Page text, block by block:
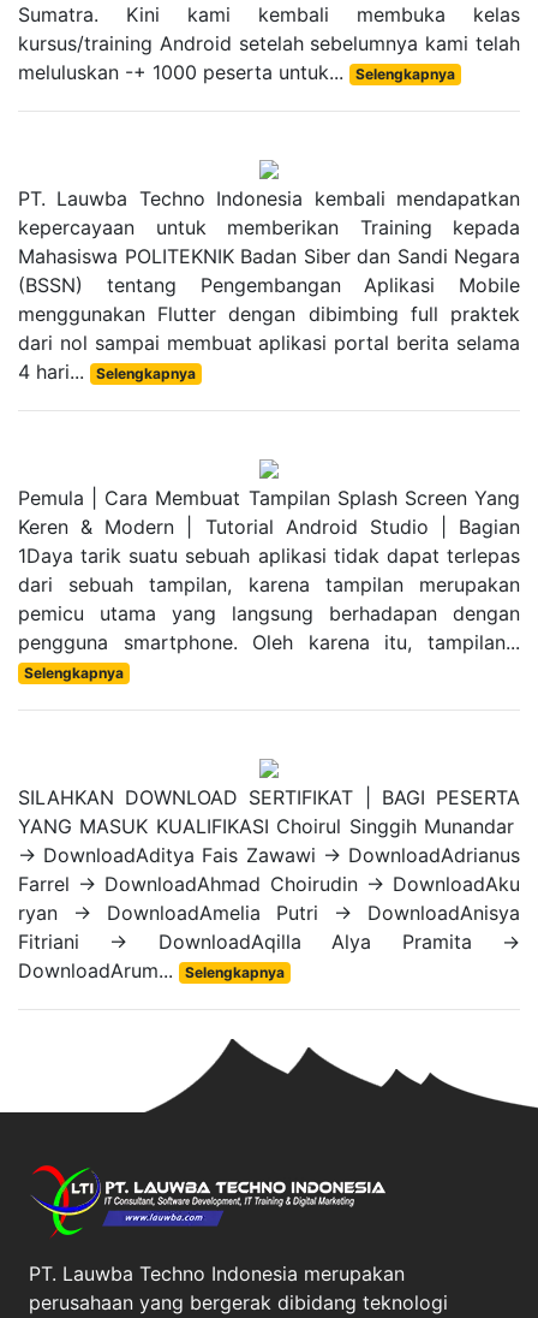
Sumatra. Kini kami kembali membuka kelas
kursus/training Android setelah sebelumnya kami telah
meluluskan -+ 1000 peserta untuk...
Selengkapnya
PT. Lauwba Techno Indonesia kembali mendapatkan
kepercayaan untuk memberikan Training kepada
Mahasiswa POLITEKNIK Badan Siber dan Sandi Negara
(BSSN) tentang Pengembangan Aplikasi Mobile
menggunakan Flutter dengan dibimbing full praktek
dari nol sampai membuat aplikasi portal berita selama
4 hari...
Selengkapnya
Pemula | Cara Membuat Tampilan Splash Screen Yang
Keren & Modern | Tutorial Android Studio | Bagian
1Daya tarik suatu sebuah aplikasi tidak dapat terlepas
dari sebuah tampilan, karena tampilan merupakan
pemicu utama yang langsung berhadapan dengan
pengguna smartphone. Oleh karena itu, tampilan...
Selengkapnya
SILAHKAN DOWNLOAD SERTIFIKAT | BAGI PESERTA
YANG MASUK KUALIFIKASI Choirul Singgih Munandar
-> DownloadAditya Fais Zawawi -> DownloadAdrianus
Farrel -> DownloadAhmad Choirudin -> DownloadAku
ryan -> DownloadAmelia Putri -> DownloadAnisya
Fitriani -> DownloadAqilla Alya Pramita ->
DownloadArum...
Selengkapnya
PT. Lauwba Techno Indonesia merupakan
perusahaan yang bergerak dibidang teknologi